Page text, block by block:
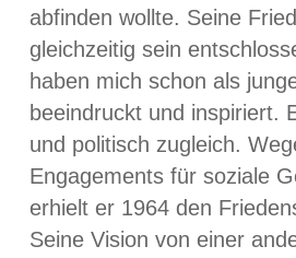
abfinden wollte. Seine
gleichzeitig sein
haben mich schon als
beeindruckt und inspiriert.
und politisch zugleich.
Engagements für soziale
erhielt er 1964 den
Seine Vision von einer